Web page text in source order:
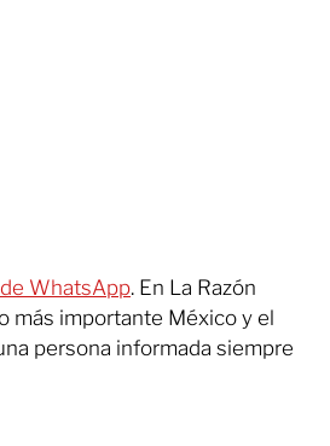
WhatsApp. En La Razón
más importante México y el
persona informada siempre